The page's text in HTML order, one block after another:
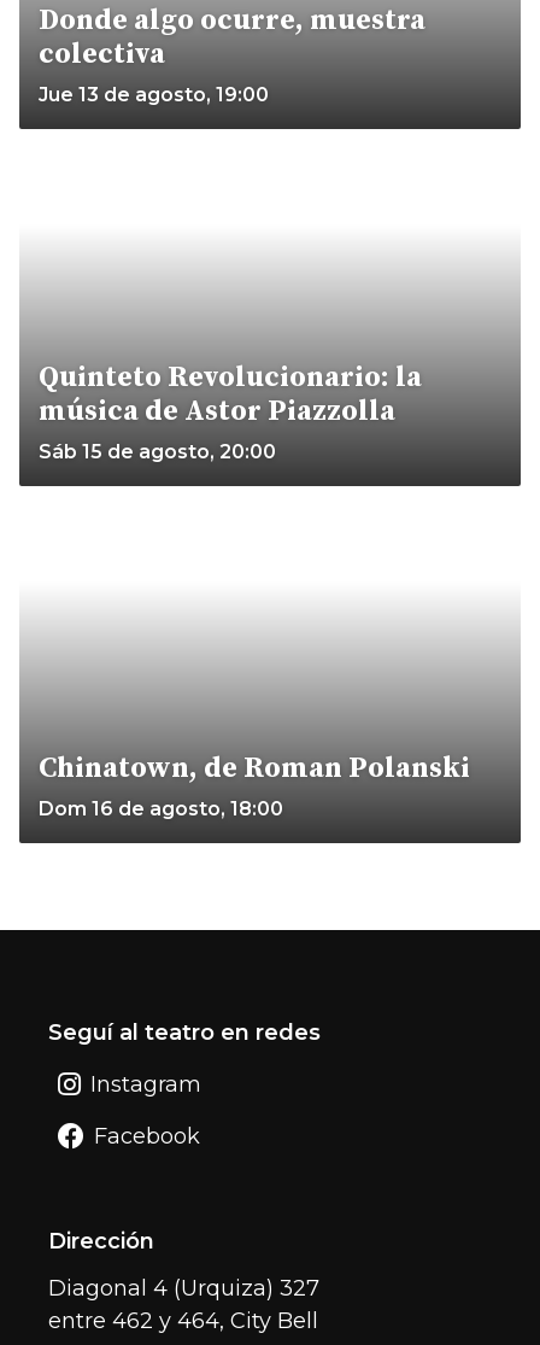
Donde algo ocurre, muestra
colectiva
Jue 13 de agosto, 19:00
Quinteto Revolucionario: la
música de Astor Piazzolla
Sáb 15 de agosto, 20:00
Chinatown, de Roman Polanski
Dom 16 de agosto, 18:00
Seguí al teatro en redes
Instagram
Facebook
Dirección
Diagonal 4 (Urquiza) 327
entre 462 y 464, City Bell